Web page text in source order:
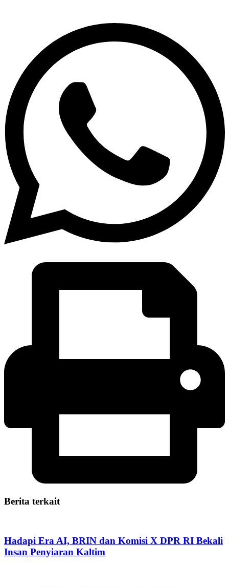
Berita terkait
Hadapi Era AI, BRIN dan Komisi X DPR RI Bekali
Insan Penyiaran Kaltim